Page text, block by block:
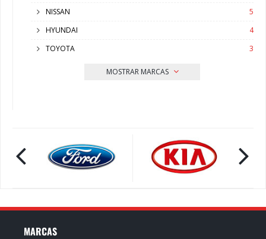
NISSAN
5
HYUNDAI
4
TOYOTA
3
MOSTRAR MARCAS
MARCAS